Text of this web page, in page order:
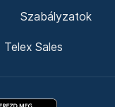
Szabályzatok
Telex Sales